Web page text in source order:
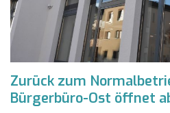
Zurück zum
Bürgerbüro-Ost öffnet